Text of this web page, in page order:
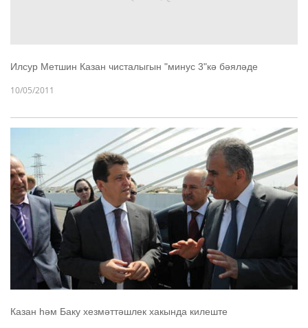
Илсур Метшин Казан чисталыгын "минус 3"кә бәяләде
10/05/2011
Казан һәм Баку хезмәттәшлек хакында килеште